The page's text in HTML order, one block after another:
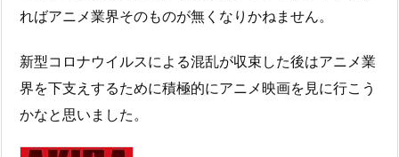
ればアニメ業界そのものが無くなりかねません。
新型コロナウイルスによる混乱が収束した後はアニメ業
界を下支えするために積極的にアニメ映画を見に行こう
かなと思いました。